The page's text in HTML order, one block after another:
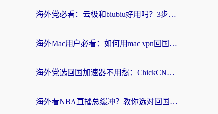
海外党必看：云极和biubiu好用吗？3步选对回国加速器，无缝刷国内剧玩手游
海外Mac用户必看：如何用mac vpn回国实现无缝刷国内剧玩国服？
海外党选回国加速器不用愁：ChickCN和SpeedCN好用吗？实测对比+避坑指南
海外看NBA直播总缓冲？教你选对回国加速器，无缝看球还能刷国内剧